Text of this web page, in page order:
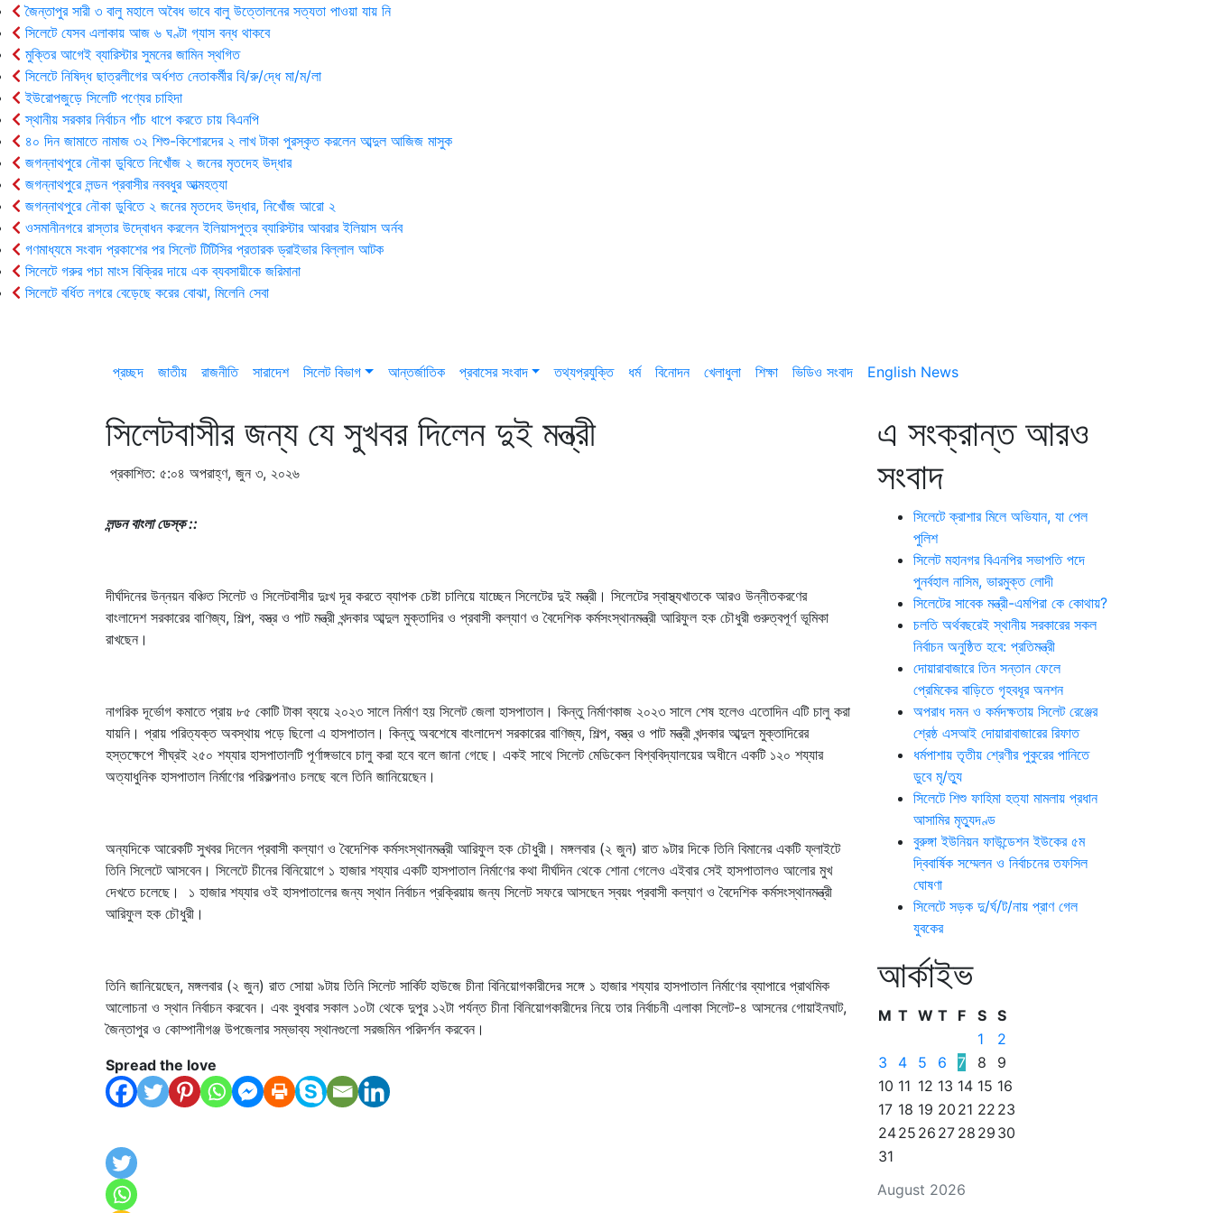
জৈন্তাপুর সারী ৩ বালু মহালে অবৈধ ভাবে বালু উত্তোলনের সত্যতা পাওয়া যায় নি
সিলেটে যেসব এলাকায় আজ ৬ ঘণ্টা গ্যাস বন্ধ থাকবে
মুক্তির আগেই ব্যারিস্টার সুমনের জামিন স্থগিত
সিলেটে নিষিদ্ধ ছাত্রলীগের অর্ধশত নেতাকর্মীর বি/রু/দ্ধে মা/ম/লা
ইউরোপজুড়ে সিলেটি পণ্যের চাহিদা
স্থানীয় সরকার নির্বাচন পাঁচ ধাপে করতে চায় বিএনপি
৪০ দিন জামাতে নামাজ ৩২ শিশু-কিশোরদের ২ লাখ টাকা পুরস্কৃত করলেন আব্দুল আজিজ মাসুক
জগন্নাথপুরে নৌকা ডুবিতে নিখোঁজ ২ জনের মৃতদেহ উদ্ধার
জগন্নাথপুরে লন্ডন প্রবাসীর নববধুর আত্মহত্যা
জগন্নাথপুরে নৌকা ডুবিতে ২ জনের মৃতদেহ উদ্ধার, নিখোঁজ আরো ২
ওসমানীনগরে রাস্তার উদ্বোধন করলেন ইলিয়াসপুত্র ব্যারিস্টার আবরার ইলিয়াস অর্নব
গণমাধ্যমে সংবাদ প্রকাশের পর সিলেট টিটিসির প্রতারক ড্রাইভার বিল্লাল আটক
সিলেটে গরুর পচা মাংস বিক্রির দায়ে এক ব্যবসায়ীকে জরিমানা
সিলেটে বর্ধিত নগরে বেড়েছে করের বোঝা, মিলেনি সেবা
প্রচ্ছদ জাতীয় রাজনীতি সারাদেশ সিলেট বিভাগ আন্তর্জাতিক প্রবাসের সংবাদ তথ্যপ্রযুক্তি ধর্ম বিনোদন খেলাধুলা শিক্ষা ভিডিও সংবাদ English News
সিলেটবাসীর জন্য যে সুখবর দিলেন দুই মন্ত্রী
প্রকাশিত: ৫:০৪ অপরাহ্ণ, জুন ৩, ২০২৬
লন্ডন বাংলা ডেস্ক ::
দীর্ঘদিনের উন্নয়ন বঞ্চিত সিলেট ও সিলেটবাসীর দুঃখ দূর করতে ব্যাপক চেষ্টা চালিয়ে যাচ্ছেন সিলেটের দুই মন্ত্রী। সিলেটের স্বাস্থ্যখাতকে আরও উন্নীতকরণের
বাংলাদেশ সরকারের বাণিজ্য, শিল্প, বস্ত্র ও পাট মন্ত্রী খন্দকার আব্দুল মুক্তাদির ও প্রবাসী কল্যাণ ও বৈদেশিক কর্মসংস্থানমন্ত্রী আরিফুল হক চৌধুরী গুরুত্বপূর্ণ ভূমিকা
রাখছেন।
নাগরিক দূর্ভোগ কমাতে প্রায় ৮৫ কোটি টাকা ব্যয়ে ২০২৩ সালে নির্মাণ হয় সিলেট জেলা হাসপাতাল। কিন্তু নির্মাণকাজ ২০২৩ সালে শেষ হলেও এতোদিন এটি চালু করা
যায়নি। প্রায় পরিত্যক্ত অবস্থায় পড়ে ছিলো এ হাসপাতাল। কিন্তু অবশেষে বাংলাদেশ সরকারের বাণিজ্য, শিল্প, বস্ত্র ও পাট মন্ত্রী খন্দকার আব্দুল মুক্তাদিরের
হস্তক্ষেপে শীঘ্রই ২৫০ শয্যার হাসপাতালটি পূর্ণাঙ্গভাবে চালু করা হবে বলে জানা গেছে। একই সাথে সিলেট মেডিকেল বিশ্ববিদ্যালয়ের অধীনে একটি ১২০ শয্যার
অত্যাধুনিক হাসপাতাল নির্মাণের পরিকল্পনাও চলছে বলে তিনি জানিয়েছেন।
অন্যদিকে আরেকটি সুখবর দিলেন প্রবাসী কল্যাণ ও বৈদেশিক কর্মসংস্থানমন্ত্রী আরিফুল হক চৌধুরী। মঙ্গলবার (২ জুন) রাত ৯টার দিকে তিনি বিমানের একটি ফ্লাইটে
তিনি সিলেটে আসবেন। সিলেটে চীনের বিনিয়োগে ১ হাজার শয্যার একটি হাসপাতাল নির্মাণের কথা দীর্ঘদিন থেকে শোনা গেলেও এইবার সেই হাসপাতালও আলোর মুখ
দেখতে চলেছে। ১ হাজার শয্যার ওই হাসপাতালের জন্য স্থান নির্বাচন প্রক্রিয়ায় জন্য সিলেট সফরে আসছেন স্বয়ং প্রবাসী কল্যাণ ও বৈদেশিক কর্মসংস্থানমন্ত্রী
আরিফুল হক চৌধুরী।
তিনি জানিয়েছেন, মঙ্গলবার (২ জুন) রাত সোয়া ৯টায় তিনি সিলেট সার্কিট হাউজে চীনা বিনিয়োগকারীদের সঙ্গে ১ হাজার শয্যার হাসপাতাল নির্মাণের ব্যাপারে প্রাথমিক
আলোচনা ও স্থান নির্বাচন করবেন। এবং বুধবার সকাল ১০টা থেকে দুপুর ১২টা পর্যন্ত চীনা বিনিয়োগকারীদের নিয়ে তার নির্বাচনী এলাকা সিলেট-৪ আসনের গোয়াইনঘাট,
জৈন্তাপুর ও কোম্পানীগঞ্জ উপজেলার সম্ভাব্য স্থানগুলো সরজমিন পরিদর্শন করবেন।
Spread the love
এ সংক্রান্ত আরও
সংবাদ
সিলেটে ক্রাশার মিলে অভিযান, যা পেল
পুলিশ
সিলেট মহানগর বিএনপির সভাপতি পদে
পুনর্বহাল নাসিম, ভারমুক্ত লোদী
সিলেটের সাবেক মন্ত্রী-এমপিরা কে কোথায়?
চলতি অর্থবছরেই স্থানীয় সরকারের সকল
নির্বাচন অনুষ্ঠিত হবে: প্রতিমন্ত্রী
দোয়ারাবাজারে তিন সন্তান ফেলে
প্রেমিকের বাড়িতে গৃহবধূর অনশন
অপরাধ দমন ও কর্মদক্ষতায় সিলেট রেঞ্জের
শ্রেষ্ঠ এসআই দোয়ারাবাজারের রিফাত
ধর্মপাশায় তৃতীয় শ্রেণীর পুকুরের পানিতে
ডুবে মৃ/ত্যু
সিলেটে শিশু ফাহিমা হত্যা মামলায় প্রধান
আসামির মৃত্যুদণ্ড
বুরুঙ্গা ইউনিয়ন ফাউন্ডেশন ইউকের ৫ম
দ্বিবার্ষিক সম্মেলন ও নির্বাচনের তফসিল
ঘোষণা
সিলেটে সড়ক দু/র্ঘ/ট/নায় প্রাণ গেল
যুবকের
আর্কাইভ
August 2026
M T W T F S S
1
2
3
4 5 6 7 8
9
10 11 12 13 14 15 16
17 18 19 20 21 22 23
2425 26 27 28 29 30
31